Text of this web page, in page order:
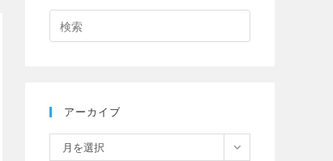
アーカイブ
月を選択